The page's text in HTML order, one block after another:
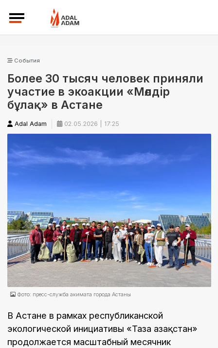
События
Более 30 тысяч человек приняли
участие в экоакции «Мөлдір
бұлақ» в Астане
Adal Adam 02.05.2026 | 17:25
Фото: пресс-служба акимата города Астаны
В Астане в рамках республиканской
экологической инициативы «Таза Қазақстан»
продолжается масштабный месячник